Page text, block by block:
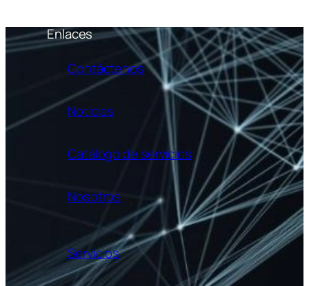
Enlaces
Contáctenos
Noticias
Catálogo de servicios
Nosotros
Servicios